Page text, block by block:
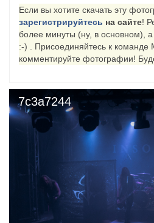
XANDRIA представили
​Anthrax выпустили новый
Если вы хотите скачать эту
зарегистрируйтесь на сайте!
более минуты (ну, в основном),
:-) . Присоединяйтесь к команде
комментируйте фотографии!
7c3a7244